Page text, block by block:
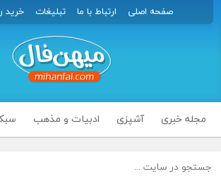
صفحه اصلی ارتباط با ما تبلیغات خرید
مجله خبری آشپزی ادبیات و مذهب